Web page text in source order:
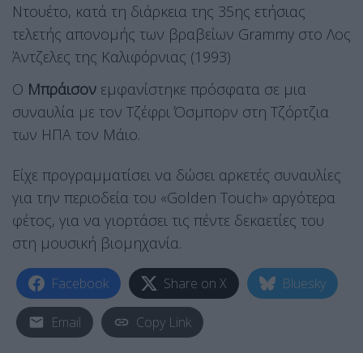
Ντουέτο, κατά τη διάρκεια της 35ης ετήσιας
τελετής απονομής των βραβείων Grammy στο Λος
Άντζελες της Καλιφόρνιας (1993)
Ο Μπράισον εμφανίστηκε πρόσφατα σε μια
συναυλία με τον Τζέφρι Όσμπορν στη Τζόρτζια
των ΗΠΑ τον Μάιο.
Είχε προγραμματίσει να δώσει αρκετές συναυλίες
για την περιοδεία του «Golden Touch» αργότερα
φέτος, για να γιορτάσει τις πέντε δεκαετίες του
στη μουσική βιομηχανία.
Facebook Share on X Bluesky
Email Copy Link